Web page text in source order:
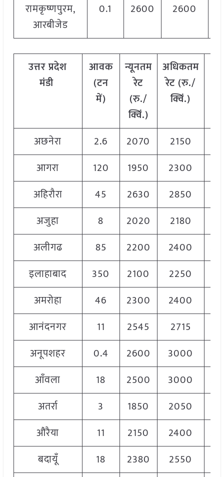
रामकृष्णपुरम,
आरबीजेड
0.1 2600 2600
उत्तरप्रदेश
मंडी
आवक
(टन
में)
न्यूनतम
रेट
(रु./
क्विं.)
अधिकतम
रेट (रु./
क्विं.)
अछनेरा
2.6 2070 2150
आगरा
120 1950 2300
अहिरौरा
45 2630 2850
अजुहा
8 2020 2180
अलीगढ
85 2200 2400
इलाहाबाद
350 2100 2250
अमरोहा
46 2300 2400
आनंदनगर
11 2545 2715
अनूपशहर
0.4 2600 3000
आँवला
18 2500 3000
अतर्रा
3 1850 2050
औरैया
11 2150 2400
बदायूँ
18 2380 2550